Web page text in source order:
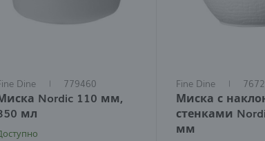
Dine 779460
Nordic 110 мм,
мл
Fine Dine
Миска с
стенками
мм